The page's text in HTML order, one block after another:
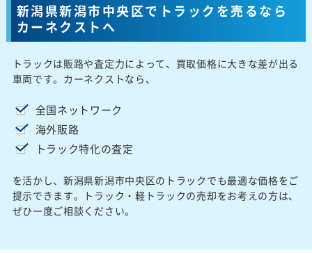
新潟県新潟市中央区でトラックを売るなら
カーネクストへ
トラックは販路や査定力によって、買取価格に大きな差が出る
車両です。カーネクストなら、
全国ネットワーク
海外販路
トラック特化の査定
を活かし、新潟県新潟市中央区のトラックでも最適な価格をご
提示できます。トラック・軽トラックの売却をお考えの方は、
ぜひ一度ご相談ください。